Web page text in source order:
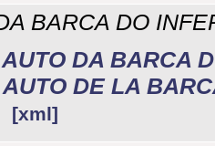
BARCA DO
AUTO DA BARCA
AUTO DE LA
[xml]